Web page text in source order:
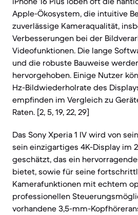
Apple-Ökosystem, die intuitive
zuverlässige Kameraqualität,
Verbesserungen bei der
Videofunktionen. Die lange
und die robuste Bauweise
hervorgehoben. Einige Nutzer
Hz-Bildwiederholrate des
empfinden im Vergleich zu
Raten. [2, 5, 19, 22, 29]
Das Sony Xperia 1 IV wird von
sein einzigartiges 4K-Display im
geschätzt, das ein
bietet, sowie für seine
Kamerafunktionen mit echtem
professionellen
vorhandene 3,5-mm-